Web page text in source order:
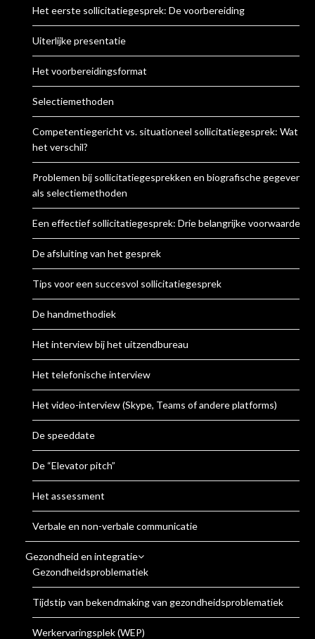
Het eerste sollicitatiegesprek: De voorbereiding
Uiterlijke presentatie
Het voorbereidingsformat
Selectiemethoden
Competentiegericht vs. situationeel sollicitatiegesprek: Wat is
het verschil?
Problemen bij sollicitatiegesprekken en biografische gegevens
als selectiemethoden
Een effectief sollicitatiegesprek: Drie belangrijke voorwaarden
De afsluiting van het gesprek
Tips voor een succesvol sollicitatiegesprek
De handmethodiek
Het interview bij het uitzendbureau
Het telefonische interview
Het video-interview (Skype, Teams of andere platforms)
De speeddate
De “Elevator pitch”
Het assessment
Verbale en non-verbale communicatie
Gezondheid en integratie
Gezondheidsproblematiek
Tijdstip van bekendmaking van gezondheidsproblematiek
Werkervaringsplek (WEP)